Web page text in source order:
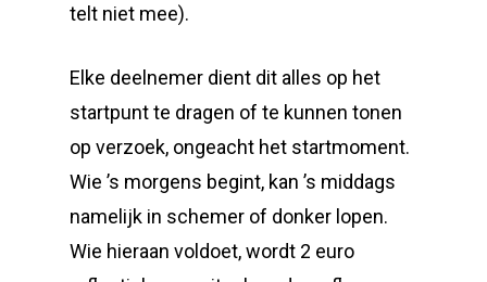
telt niet mee).
Elke deelnemer dient dit alles op het
startpunt te dragen of te kunnen tonen
op verzoek, ongeacht het startmoment.
Wie ’s morgens begint, kan ’s middags
namelijk in schemer of donker lopen.
Wie hieraan voldoet, wordt 2 euro